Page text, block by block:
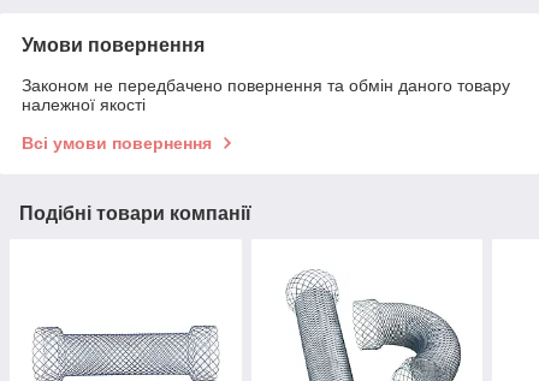
Умови повернення
Законом не передбачено повернення та обмін даного товару
належної якості
Всі умови повернення
Подібні товари компанії